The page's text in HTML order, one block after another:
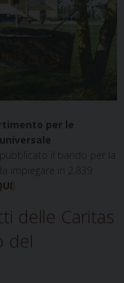
per le
pubblicato il bando per la
impiegare in 2.839
delle Caritas
del